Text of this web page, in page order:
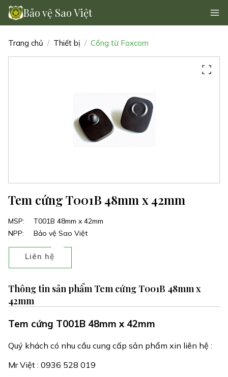
Bảo vệ Sao Việt
Trang chủ Thiết bị Cổng từ Foxcom
Tem cứng T001B 48mm x 42mm
MSP:
T001B 48mm x 42mm
NPP:
Bảo vệ Sao Việt
Liên hệ
Thông tin sản phẩm Tem cứng T001B 48mm x
42mm
Tem cứng T001B 48mm x 42mm
Quý khách có nhu cầu cung cấp sản phẩm xin liên hệ :
Mr Việt : 0936 528 019